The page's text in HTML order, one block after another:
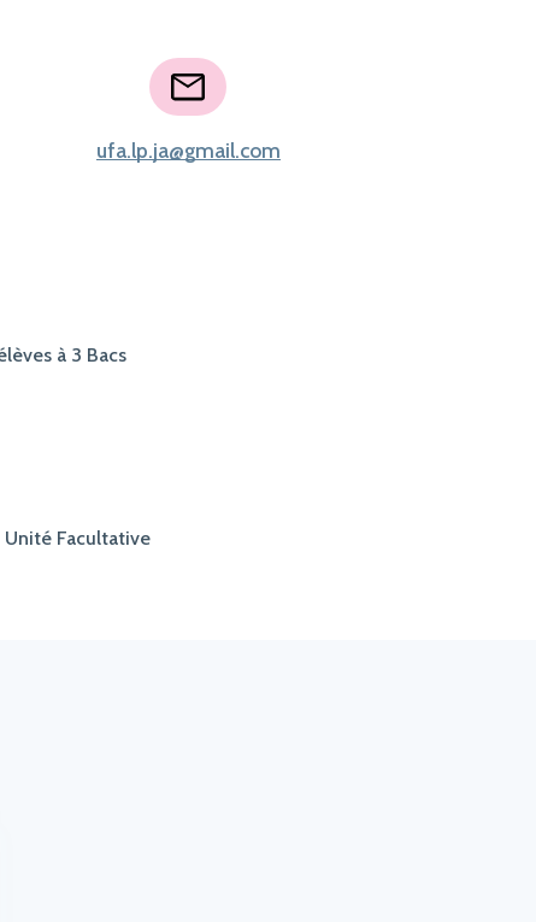
ufa.lp.ja@gmail.com
à 3 Bacs
Unité Facultative